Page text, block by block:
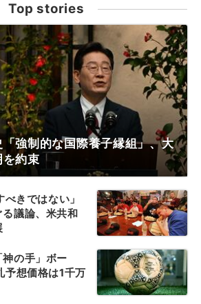
Top stories
強制的な国際養子縁組」、大
約束
きではない」
議論、米共和
の手」ボー
予想価格は1千万